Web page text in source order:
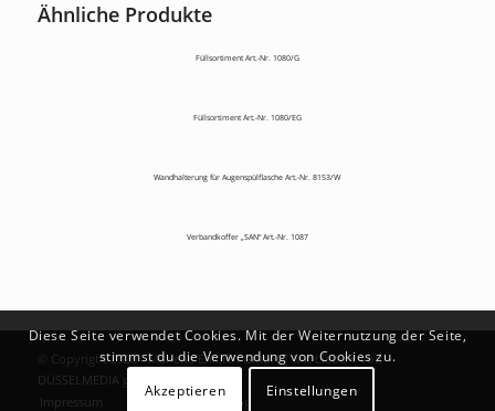
Ähnliche Produkte
Füllsortiment Art.-Nr. 1080/G
Füllsortiment Art.-Nr. 1080/EG
Wandhalterung für Augenspülflasche Art.-Nr. 8153/W
Verbandkoffer „SAN“ Art.-Nr. 1087
© Copyright 2026 - Marlene Enkirch GmbH | Mit Liebe ♥ von
DÜSSELMEDIA
Impressum
Datenschutzerklärung
Diese Seite verwendet Cookies. Mit der Weiternutzung der Seite,
stimmst du die Verwendung von Cookies zu.
Akzeptieren
Einstellungen